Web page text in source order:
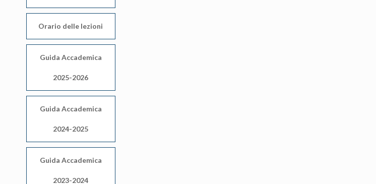
Orario delle lezioni
Guida Accademica
2025-2026
Guida Accademica
2024-2025
Guida Accademica
2023-2024